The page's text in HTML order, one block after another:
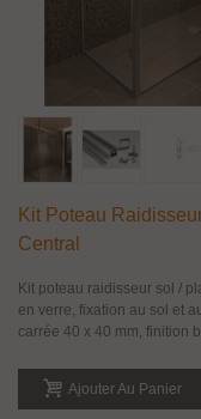
Kit Poteau
Central
Kit poteau raidisseur sol /
en verre, fixation au sol et
carrée 40 x 40 mm, finition
Ajouter Au Panier